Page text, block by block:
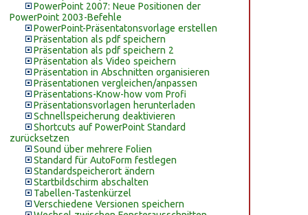
PowerPoint 2007: Neue Positionen der
PowerPoint 2003-Befehle
PowerPoint-Präsentatonsvorlage erstellen
Präsentation als pdf speichern
Präsentation als pdf speichern 2
Präsentation als Video speichern
Präsentation in Abschnitten organisieren
Präsentationen vergleichen/anpassen
Präsentations-Know-how vom Profi
Präsentationsvorlagen herunterladen
Schnellspeicherung deaktivieren
Shortcuts auf PowerPoint Standard
zurücksetzen
Sound über mehrere Folien
Standard für AutoForm festlegen
Standardspeicherort ändern
Startbildschirm abschalten
Tabellen-Tastenkürzel
Verschiedene Versionen speichern